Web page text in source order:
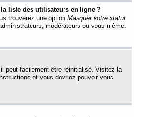
liste des utilisateurs en ligne ?
trouverez une option Masquer votre statut
modérateurs ou vous-même.
peut facilement être réinitialisé. Visitez la
et vous devriez pouvoir vous